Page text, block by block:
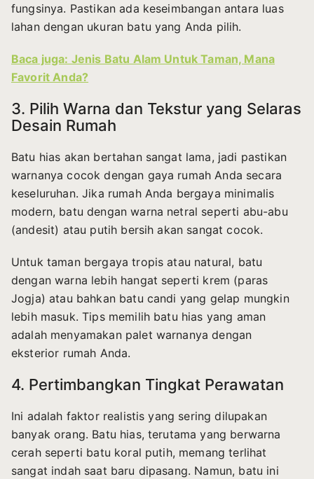
fungsinya. Pastikan ada keseimbangan antara luas
lahan dengan ukuran batu yang Anda pilih.
Baca juga: Jenis Batu Alam Untuk Taman, Mana
Favorit Anda?
3. Pilih Warna dan Tekstur yang Selaras
Desain Rumah
Batu hias akan bertahan sangat lama, jadi pastikan
warnanya cocok dengan gaya rumah Anda secara
keseluruhan. Jika rumah Anda bergaya minimalis
modern, batu dengan warna netral seperti abu-abu
(andesit) atau putih bersih akan sangat cocok.
Untuk taman bergaya tropis atau natural, batu
dengan warna lebih hangat seperti krem (paras
Jogja) atau bahkan batu candi yang gelap mungkin
lebih masuk. Tips memilih batu hias yang aman
adalah menyamakan palet warnanya dengan
eksterior rumah Anda.
4. Pertimbangkan Tingkat Perawatan
Ini adalah faktor realistis yang sering dilupakan
banyak orang. Batu hias, terutama yang berwarna
cerah seperti batu koral putih, memang terlihat
sangat indah saat baru dipasang. Namun, batu ini